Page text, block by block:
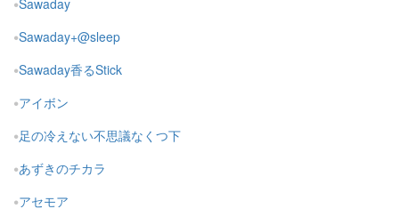
Sawaday
Sawaday+@sleep
Sawaday香るStick
アイボン
足の冷えない不思議なくつ下
あずきのチカラ
アセモア